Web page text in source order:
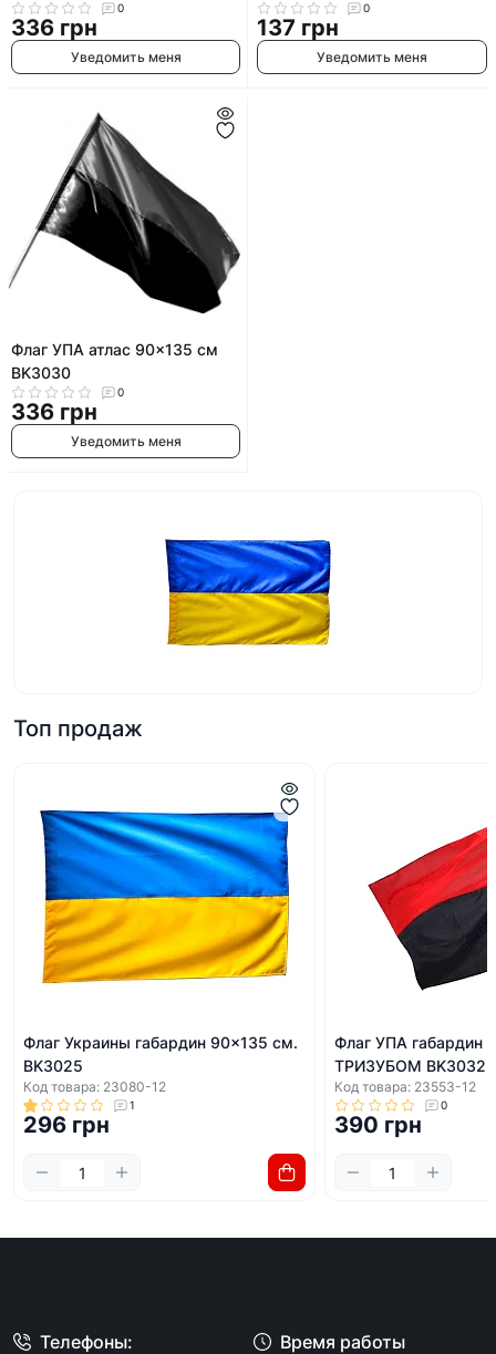
0
336 грн
Уведомить меня
палочке с присоской
0
137 грн
Уведомить меня
Флаг УПА атлас 90x135 см
BK3030
0
336 грн
Уведомить меня
Топ продаж
Флаг Украины габардин 90x135 см.
BK3025
Код товара: 23080-12
1
296 грн
Флаг УПА габардин
ТРИЗУБОМ BK3032
Код товара: 23553-12
0
390 грн
Телефоны: Время работы